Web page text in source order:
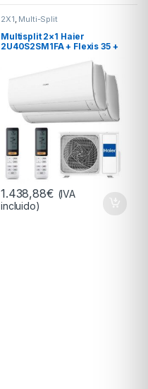
2X1, Multi-Split
Multisplit 2×1 Haier
2U40S2SM1FA + Flexis 35 +
1.438,88€ (IVA
incluido)